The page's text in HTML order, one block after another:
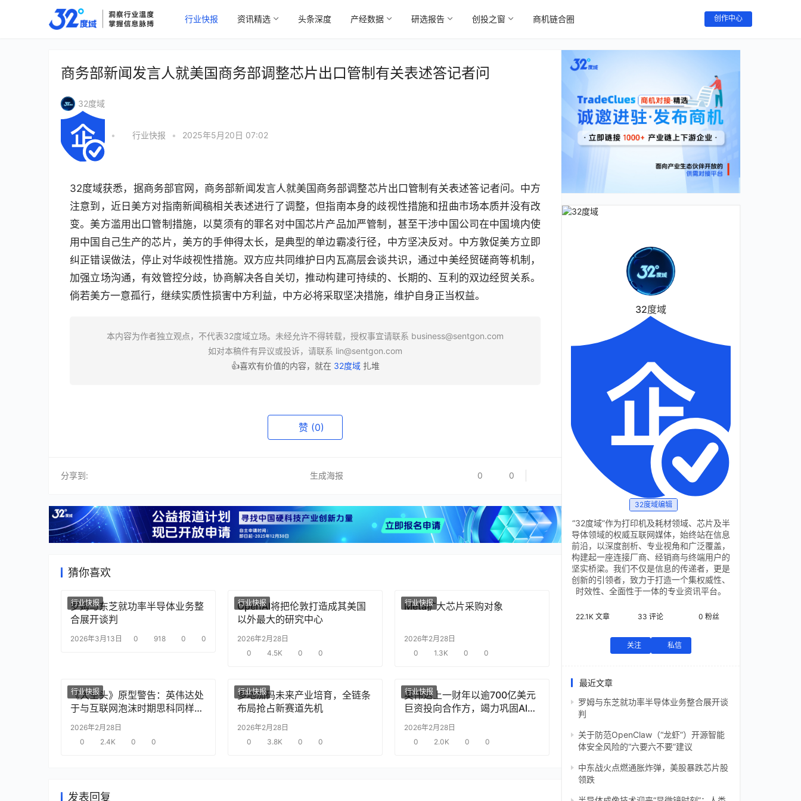
行业快报 资讯精选 头条深度 产经数据 研选报告 创投之窗 商机链合圈 创作中心
商务部新闻发言人就美国商务部调整芯片出口管制有关表述答记者问
32度域
• 行业快报 • 2025年5月20日 07:02
32度域获悉，据商务部官网，商务部新闻发言人就美国商务部调整芯片出口管制有关表述答记者问。中方
注意到，近日美方对指南新闻稿相关表述进行了调整，但指南本身的歧视性措施和扭曲市场本质并没有改
变。美方滥用出口管制措施，以莫须有的罪名对中国芯片产品加严管制，甚至干涉中国公司在中国境内使
用中国自己生产的芯片，美方的手伸得太长，是典型的单边霸凌行径，中方坚决反对。中方敦促美方立即
纠正错误做法，停止对华歧视性措施。双方应共同维护日内瓦高层会谈共识，通过中美经贸磋商等机制，
加强立场沟通，有效管控分歧，协商解决各自关切，推动构建可持续的、长期的、互利的双边经贸关系。
倘若美方一意孤行，继续实质性损害中方利益，中方必将采取坚决措施，维护自身正当权益。
本内容为作者独立观点，不代表32度域立场。未经允许不得转载，授权事宜请联系 business@sentgon.com
如对本稿件有异议或投诉，请联系 lin@sentgon.com
👍喜欢有价值的内容，就在 32度域扎堆
赞 (0)
分享到: 生成海报 0 0
猜你喜欢
行业快报
罗姆与东芝就功率半导体业务整
合展开谈判
2026年3月13日 0 918 0 0
行业快报
OpenAI将把伦敦打造成其美国
以外最大的研究中心
2026年2月28日
0
4.5K 0 0
行业快报
Meta扩大芯片采购对象
2026年2月28日
0
1.3K 0 0
行业快报
《大空头》原型警告：英伟达处
于与互联网泡沫时期思科同样的
“危险境地”
2026年2月28日
0
2.4K 0 0
行业快报
多地加码未来产业培育，全链条
布局抢占新赛道先机
2026年2月28日
0
3.8K 0 0
行业快报
英伟达上一财年以逾700亿美元
巨资投向合作方，竭力巩固AI芯
片需求
2026年2月28日
0
2.0K 0 0
发表回复
32度域
32度域编辑
“32度域”作为打印机及耗材领域、芯片及半
导体领域的权威互联网媒体，始终站在信息
前沿，以深度剖析、专业视角和广泛覆盖，
构建起一座连接厂商、经销商与终端用户的
坚实桥梁。我们不仅是信息的传递者，更是
创新的引领者，致力于打造一个集权威性、
时效性、全面性于一体的专业资讯平台。
22.1K 文章 33 评论 0 粉丝
关注 私信
最近文章
罗姆与东芝就功率半导体业务整合展开谈
判
关于防范OpenClaw（“龙虾”）开源智能
体安全风险的“六要六不要”建议
中东战火点燃通胀炸弹，美股暴跌芯片股
领跌